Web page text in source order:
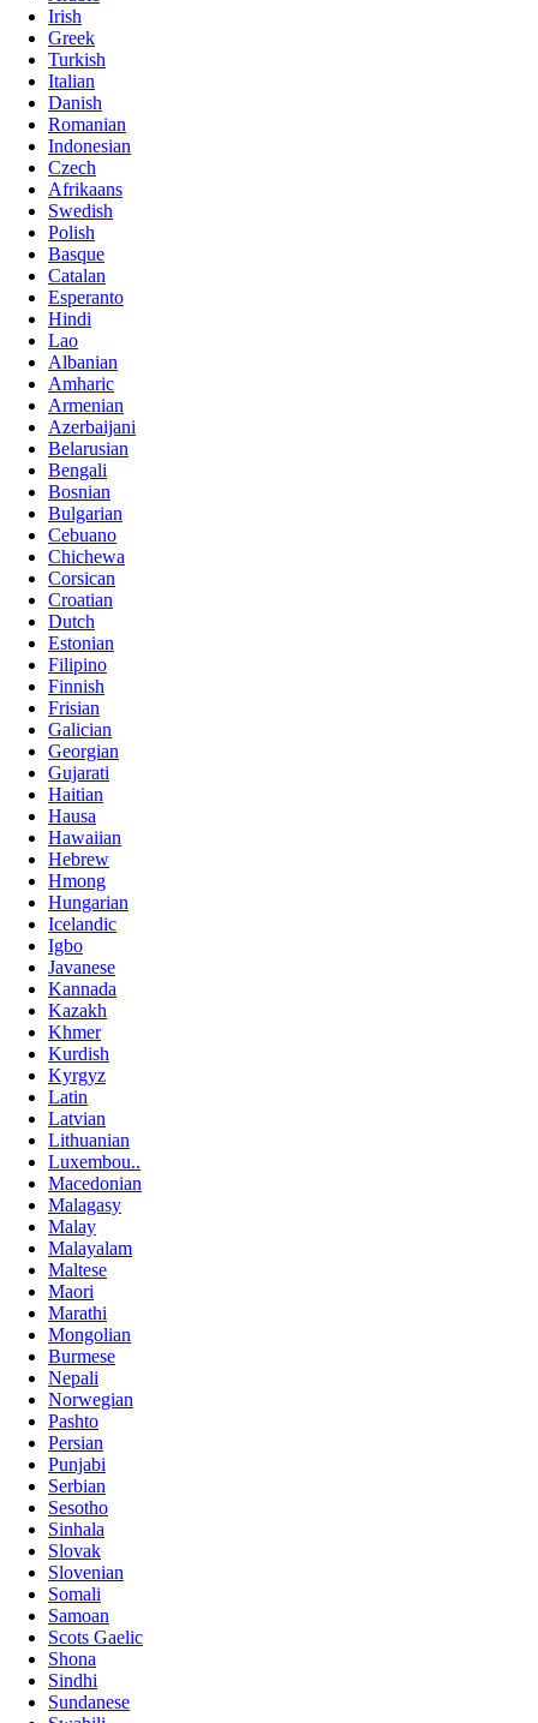
Irish
Greek
Turkish
Italian
Danish
Romanian
Indonesian
Czech
Afrikaans
Swedish
Polish
Basque
Catalan
Esperanto
Hindi
Lao
Albanian
Amharic
Armenian
Azerbaijani
Belarusian
Bengali
Bosnian
Bulgarian
Cebuano
Chichewa
Corsican
Croatian
Dutch
Estonian
Filipino
Finnish
Frisian
Galician
Georgian
Gujarati
Haitian
Hausa
Hawaiian
Hebrew
Hmong
Hungarian
Icelandic
Igbo
Javanese
Kannada
Kazakh
Khmer
Kurdish
Kyrgyz
Latin
Latvian
Lithuanian
Luxembou..
Macedonian
Malagasy
Malay
Malayalam
Maltese
Maori
Marathi
Mongolian
Burmese
Nepali
Norwegian
Pashto
Persian
Punjabi
Serbian
Sesotho
Sinhala
Slovak
Slovenian
Somali
Samoan
Scots Gaelic
Shona
Sindhi
Sundanese